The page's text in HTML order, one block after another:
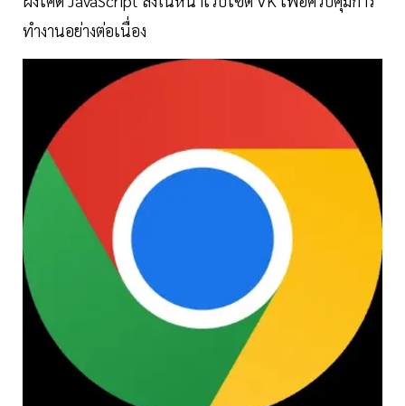
ทำงานอย่างต่อเนื่อง